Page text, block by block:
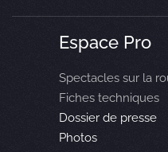
Espace Pro
Spectacles sur la
Fiches techniques
Dossier de presse
Photos